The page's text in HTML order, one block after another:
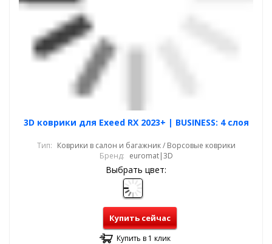
3D коврики для Exeed RX 2023+ | BUSINESS: 4 слоя
Тип: Коврики в салон и багажник / Ворсовые коврики
Бренд: euromat|3D
Выбрать цвет:
Купить сейчас
Купить в 1 клик